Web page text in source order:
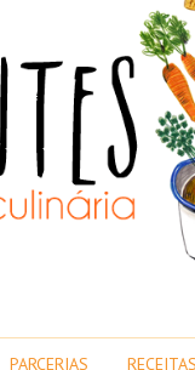
PARCERIAS